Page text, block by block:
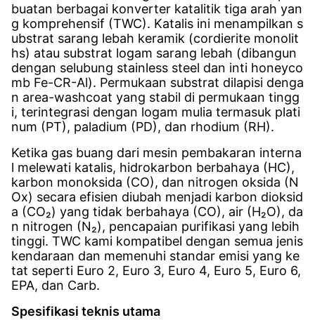
buatan berbagai konverter katalitik tiga arah yan
g komprehensif (TWC). Katalis ini menampilkan s
ubstrat sarang lebah keramik (cordierite monolit
hs) atau substrat logam sarang lebah (dibangun
dengan selubung stainless steel dan inti honeyco
mb Fe-CR-Al). Permukaan substrat dilapisi denga
n area-washcoat yang stabil di permukaan tingg
i, terintegrasi dengan logam mulia termasuk plati
num (PT), paladium (PD), dan rhodium (RH).
Ketika gas buang dari mesin pembakaran interna
l melewati katalis, hidrokarbon berbahaya (HC),
karbon monoksida (CO), dan nitrogen oksida (N
Ox) secara efisien diubah menjadi karbon dioksid
a (CO₂) yang tidak berbahaya (CO), air (H₂O), da
n nitrogen (N₂), pencapaian purifikasi yang lebih
tinggi. TWC kami kompatibel dengan semua jenis
kendaraan dan memenuhi standar emisi yang ke
tat seperti Euro 2, Euro 3, Euro 4, Euro 5, Euro 6,
EPA, dan Carb.
Spesifikasi teknis utama